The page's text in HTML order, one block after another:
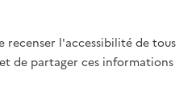
recenser l'accessibilité de tous
de partager ces informations